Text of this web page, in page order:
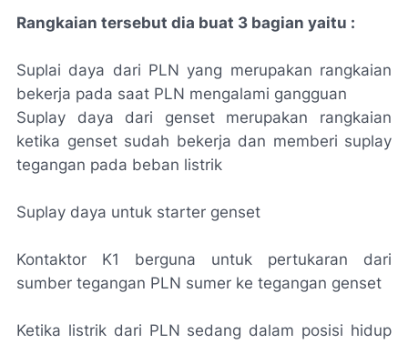
Rangkaian tersebut dia buat 3 bagian yaitu :
Suplai daya dari PLN yang merupakan rangkaian
bekerja pada saat PLN mengalami gangguan
Suplay daya dari genset merupakan rangkaian
ketika genset sudah bekerja dan memberi suplay
tegangan pada beban listrik
Suplay daya untuk starter genset
Kontaktor K1 berguna untuk pertukaran dari
sumber tegangan PLN sumer ke tegangan genset
Ketika listrik dari PLN sedang dalam posisi hidup